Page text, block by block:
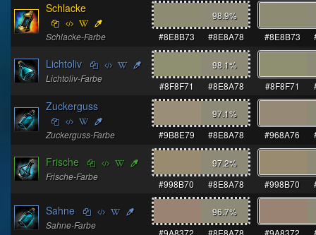
Schlacke
Schlacke-Farbe
98.9%
#8E8B73
#8E8A78 #8E8B73
Lichtoliv
Lichtoliv-Farbe
98.1%
#8F8F71
#8E8A78 #8F8F71
Zuckerguss
Zuckerguss-Farbe
97.1%
#9B8E79
#8E8A78 #968A76
Frische
Frische-Farbe
97.2%
#998B70
#8E8A78 #998B70
Sahne
Sahne-Farbe
96.7%
#9A8372
#8E8A78 #9A8372